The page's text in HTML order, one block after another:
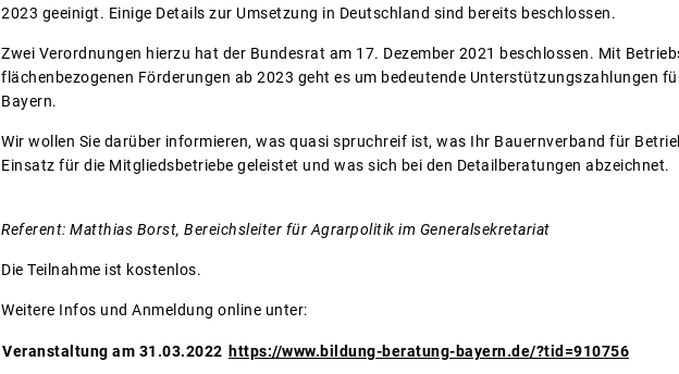
2023 geeinigt. Einige Details zur Umsetzung in Deutschland sind bereits beschlossen.
Zwei Verordnungen hierzu hat der Bundesrat am 17. Dezember 2021 beschlossen. Mit
flächenbezogenen Förderungen ab 2023 geht es um bedeutende Unterstützungszahlungen
Bayern.
Wir wollen Sie darüber informieren, was quasi spruchreif ist, was Ihr Bauernverband für
Einsatz für die Mitgliedsbetriebe geleistet und was sich bei den Detailberatungen abzeichnet.
Referent: Matthias Borst, Bereichsleiter für Agrarpolitik im Generalsekretariat
Die Teilnahme ist kostenlos.
Weitere Infos und Anmeldung online unter:
Veranstaltung am 31.03.2022 https://www.bildung-beratung-bayern.de/?tid=910756